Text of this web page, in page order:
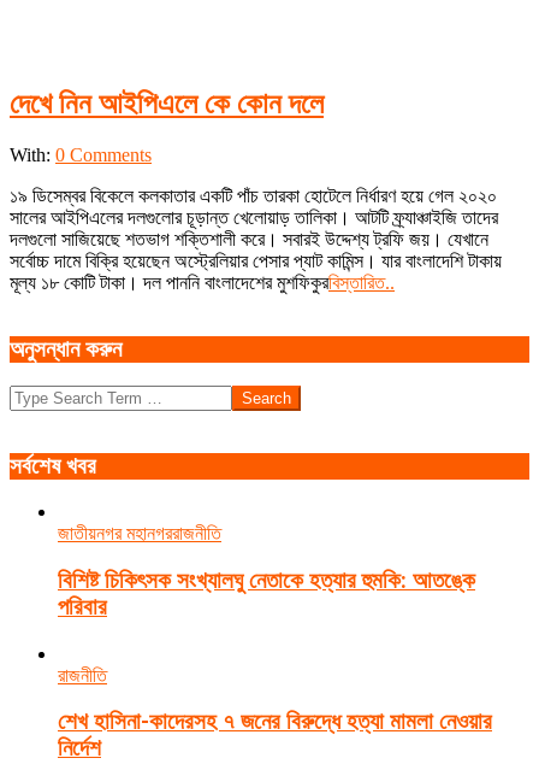
দেখে নিন আইপিএলে কে কোন দলে
2019-
21
With: 0 Comments
১৯ ডিসেম্বর বিকেলে কলকাতার একটি পাঁচ তারকা হোটেলে নির্ধারণ হয়ে গেল ২০২০
সালের আইপিএলের দলগুলোর চূড়ান্ত খেলোয়াড় তালিকা। আটটি ফ্র্যাঞ্চাইজি তাদের
দলগুলো সাজিয়েছে শতভাগ শক্তিশালী করে। সবারই উদ্দেশ্য ট্রফি জয়। যেখানে
সর্বোচ্চ দামে বিক্রি হয়েছেন অস্ট্রেলিয়ার পেসার প্যাট কামিন্স। যার বাংলাদেশি টাকায়
মূল্য ১৮ কোটি টাকা। দল পাননি বাংলাদেশের মুশফিকুরবিস্তারিত..
অনুসন্ধান করুন
Search
সর্বশেষ খবর
জাতীয়নগর মহানগররাজনীতি
বিশিষ্ট চিকিৎসক সংখ্যালঘু নেতাকে হত্যার হুমকি: আতঙ্কে
পরিবার
রাজনীতি
শেখ হাসিনা-কাদেরসহ ৭ জনের বিরুদ্ধে হত্যা মামলা নেওয়ার
নির্দেশ